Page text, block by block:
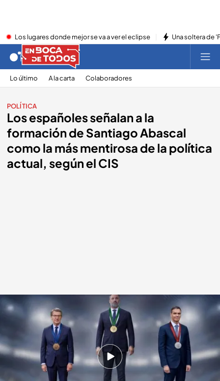
Los lugares donde mejor se va a ver el eclipse Una soltera de
Lo último A la carta Colaboradores
POLÍTICA
Los españoles señalan a la
formación de Santiago Abascal
como la más mentirosa de la política
actual, según el CIS
Imagen creada con IA del pódium establecido por la encuesta del CIS
cuatro.com
En boca de todos
28 MAY 2026 - 14:57h.
El partido popular se lleva la medalla de plata